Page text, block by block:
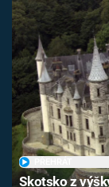
Skotsko z